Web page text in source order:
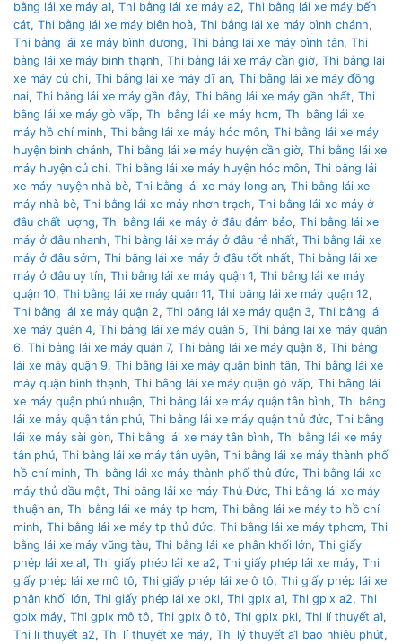
bằng lái xe máy a1, Thi bằng lái xe máy a2, Thi bằng lái xe máy bến
cát, Thi bằng lái xe máy biên hoà, Thi bằng lái xe máy bình chánh,
Thi bằng lái xe máy bình dương, Thi bằng lái xe máy bình tân, Thi
bằng lái xe máy bình thạnh, Thi bằng lái xe máy cần giờ, Thi bằng lái
xe máy củ chi, Thi bằng lái xe máy dĩ an, Thi bằng lái xe máy đồng
nai, Thi bằng lái xe máy gần đây, Thi bằng lái xe máy gần nhất, Thi
bằng lái xe máy gò vấp, Thi bằng lái xe máy hcm, Thi bằng lái xe
máy hồ chí minh, Thi bằng lái xe máy hóc môn, Thi bằng lái xe máy
huyện bình chánh, Thi bằng lái xe máy huyện cần giờ, Thi bằng lái xe
máy huyện củ chi, Thi bằng lái xe máy huyện hóc môn, Thi bằng lái
xe máy huyện nhà bè, Thi bằng lái xe máy long an, Thi bằng lái xe
máy nhà bè, Thi bằng lái xe máy nhơn trạch, Thi bằng lái xe máy ở
đâu chất lượng, Thi bằng lái xe máy ở đâu đảm bảo, Thi bằng lái xe
máy ở đâu nhanh, Thi bằng lái xe máy ở đâu rẻ nhất, Thi bằng lái xe
máy ở đâu sớm, Thi bằng lái xe máy ở đâu tốt nhất, Thi bằng lái xe
máy ở đâu uy tín, Thi bằng lái xe máy quận 1, Thi bằng lái xe máy
quận 10, Thi bằng lái xe máy quận 11, Thi bằng lái xe máy quận 12,
Thi bằng lái xe máy quận 2, Thi bằng lái xe máy quận 3, Thi bằng lái
xe máy quận 4, Thi bằng lái xe máy quận 5, Thi bằng lái xe máy quận
6, Thi bằng lái xe máy quận 7, Thi bằng lái xe máy quận 8, Thi bằng
lái xe máy quận 9, Thi bằng lái xe máy quận bình tân, Thi bằng lái xe
máy quận bình thạnh, Thi bằng lái xe máy quận gò vấp, Thi bằng lái
xe máy quận phú nhuận, Thi bằng lái xe máy quận tân bình, Thi bằng
lái xe máy quận tân phú, Thi bằng lái xe máy quận thủ đức, Thi bằng
lái xe máy sài gòn, Thi bằng lái xe máy tân bình, Thi bằng lái xe máy
tân phú, Thi bằng lái xe máy tân uyên, Thi bằng lái xe máy thành phố
hồ chí minh, Thi bằng lái xe máy thành phố thủ đức, Thi bằng lái xe
máy thủ dầu một, Thi bằng lái xe máy Thủ Đức, Thi bằng lái xe máy
thuận an, Thi bằng lái xe máy tp hcm, Thi bằng lái xe máy tp hồ chí
minh, Thi bằng lái xe máy tp thủ đức, Thi bằng lái xe máy tphcm, Thi
bằng lái xe máy vũng tàu, Thi bằng lái xe phân khối lớn, Thi giấy
phép lái xe a1, Thi giấy phép lái xe a2, Thi giấy phép lái xe máy, Thi
giấy phép lái xe mô tô, Thi giấy phép lái xe ô tô, Thi giấy phép lái xe
phân khối lớn, Thi giấy phép lái xe pkl, Thi gplx a1, Thi gplx a2, Thi
gplx máy, Thi gplx mô tô, Thi gplx ô tô, Thi gplx pkl, Thi lí thuyết a1,
Thi lí thuyết a2, Thi lí thuyết xe máy, Thi lý thuyết a1 bao nhiêu phút,